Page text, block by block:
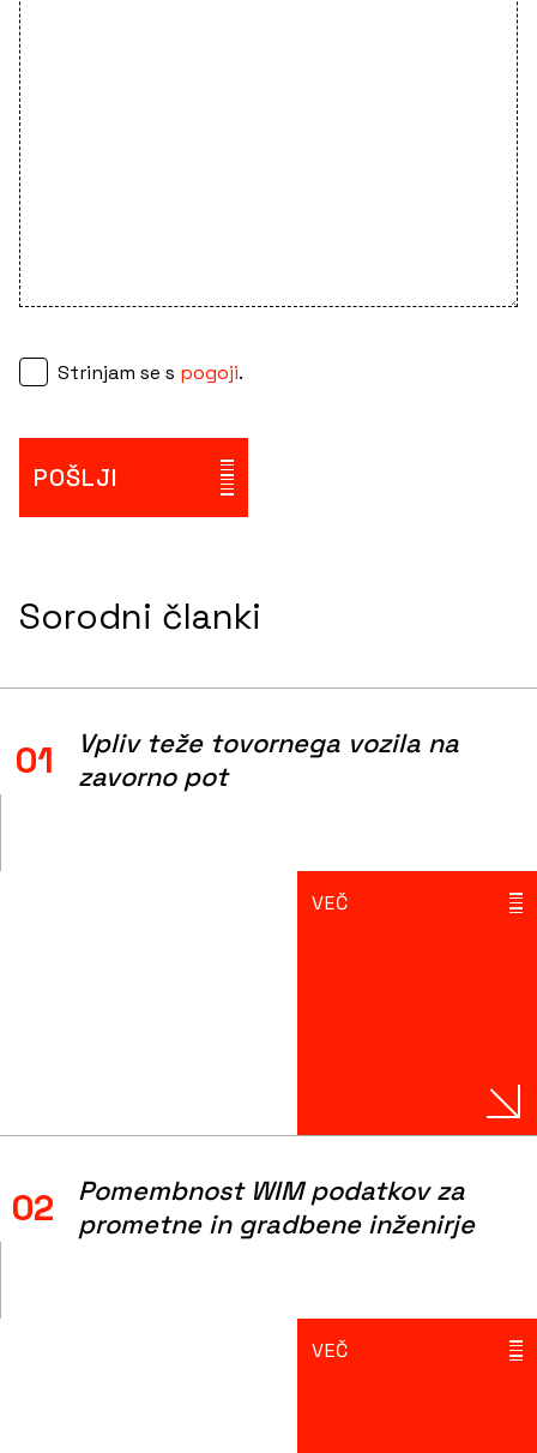
Strinjam se s pogoji.
POŠLJI
Sorodni članki
01
Vpliv teže tovornega vozila na
zavorno pot
VEČ
02
Pomembnost WIM podatkov za
prometne in gradbene inženirje
VEČ